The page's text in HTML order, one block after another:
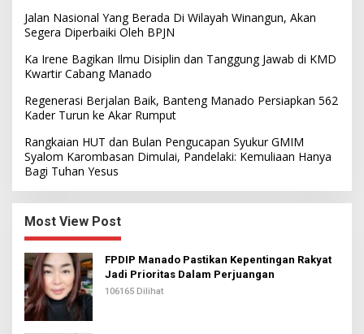
Jalan Nasional Yang Berada Di Wilayah Winangun, Akan
Segera Diperbaiki Oleh BPJN
Ka Irene Bagikan Ilmu Disiplin dan Tanggung Jawab di KMD
Kwartir Cabang Manado
Regenerasi Berjalan Baik, Banteng Manado Persiapkan 562
Kader Turun ke Akar Rumput
Rangkaian HUT dan Bulan Pengucapan Syukur GMIM
Syalom Karombasan Dimulai, Pandelaki: Kemuliaan Hanya
Bagi Tuhan Yesus
Most View Post
FPDIP Manado Pastikan Kepentingan Rakyat
Jadi Prioritas Dalam Perjuangan
106165 Dilihat